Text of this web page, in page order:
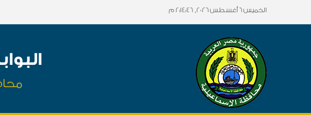
الخميس 6 أغسطس 2026, 2:14:46 م